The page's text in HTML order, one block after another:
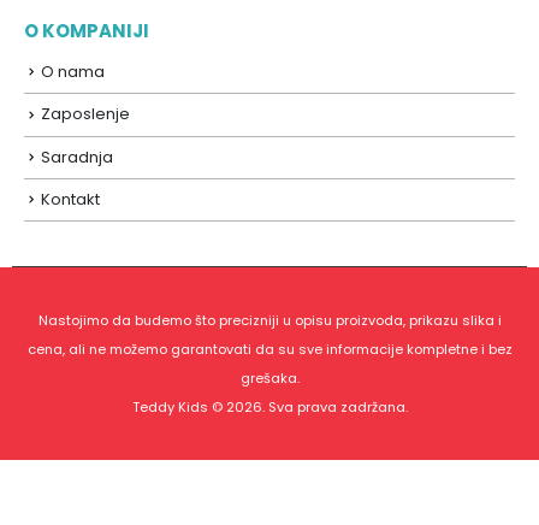
O KOMPANIJI
O nama
Zaposlenje
Saradnja
Kontakt
Nastojimo da budemo što precizniji u opisu proizvoda, prikazu slika i
cena, ali ne možemo garantovati da su sve informacije kompletne i bez
grešaka.
Teddy Kids © 2026. Sva prava zadržana.